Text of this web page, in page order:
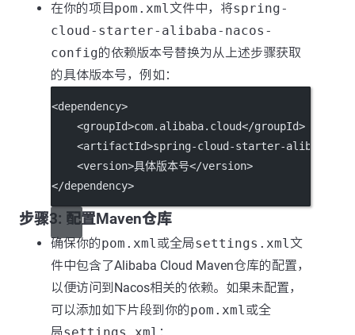
在你的项目 pom.xml文件中，将spring-
cloud-starter-alibaba-nacos-
config的依赖版本号替换为从上述步骤获取
的具体版本号，例如：
<dependency>
    <
groupId>com.alibaba.cloud</groupId>
    <
artifactId>spring-cloud-starter-alibaba-
    <
version>具体版本号</version>
</dependency>
步骤3: 配置Maven仓库
确保你的pom.xml或全局settings.xml文
件中包含了Alibaba Cloud Maven仓库的配置，
以便访问到Nacos相关的依赖。如果未配置，
可以添加如下片段到你的pom.xml或全